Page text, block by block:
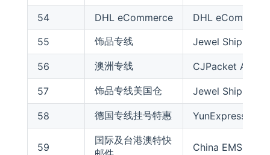
54
DHL eCommerce
DHL
55
饰品专线 Jewel Shipping
56 澳洲专线 CJPacket
57 饰品专线美国仓 Jewel Shipping+
58 德国专线挂号特惠 YunExpress
59
国际及台港澳特快
China EMS